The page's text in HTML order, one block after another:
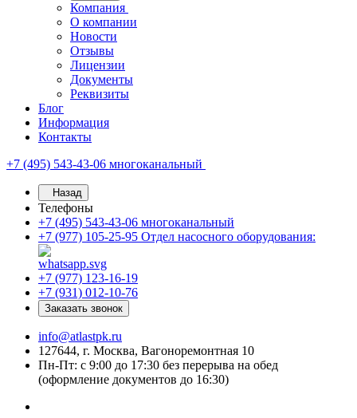
Компания
О компании
Новости
Отзывы
Лицензии
Документы
Реквизиты
Блог
Информация
Контакты
+7 (495) 543-43-06 многоканальный
Назад
Телефоны
+7 (495) 543-43-06 многоканальный
+7 (977) 105-25-95 Отдел насосного оборудования:
+7 (977) 123-16-19
+7 (931) 012-10-76
Заказать звонок
info@atlastpk.ru
127644, г. Москва, Вагоноремонтная 10
Пн-Пт: с 9:00 до 17:30 без перерыва на обед
(оформление документов до 16:30)